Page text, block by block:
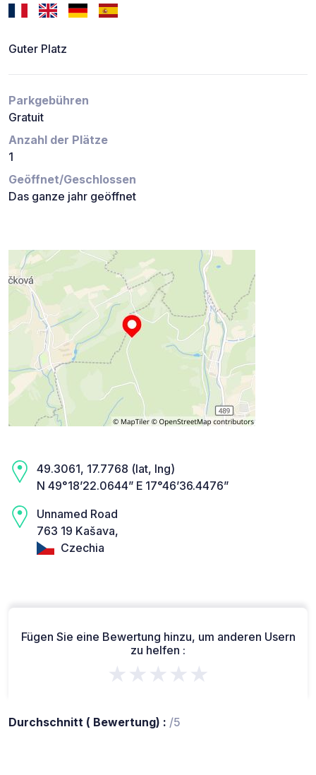
Guter Platz
Parkgebühren
Gratuit
Anzahl der Plätze
1
Geöffnet/Geschlossen
Das ganze jahr geöffnet
49.3061, 17.7768 (lat, lng)
N 49°18’22.0644” E 17°46’36.4476”
Unnamed Road
763 19 Kašava,
Czechia
Fügen Sie eine Bewertung hinzu, um anderen Usern
zu helfen :
★★★★★
Durchschnitt ( Bewertung) : /5